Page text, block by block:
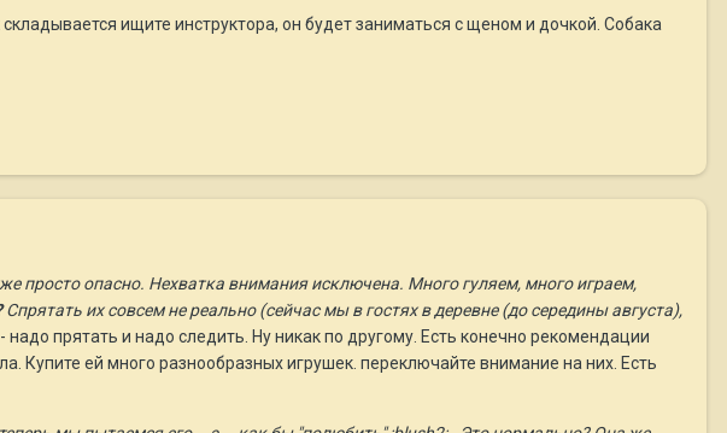
ищите инструктора, он будет заниматься с щеном и дочкой. Собака
просто опасно. Нехватка внимания исключена. Много гуляем, много играем,
Спрятать их совсем не реально (сейчас мы в гостях в деревне (до середины августа),
надо прятать и надо следить. Ну никак по другому. Есть конечно рекомендации
Купите ей много разнообразных игрушек. переключайте внимание на них. Есть